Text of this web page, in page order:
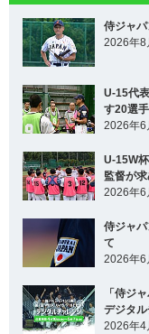
侍ジャ
2026年8
U-15代
す20選
2026年6
U-15W
監督が
2026年6
侍ジャ
て
2026年6
「侍ジ
デジタ
2026年4